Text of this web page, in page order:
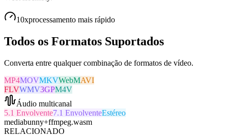
10xprocessamento mais rápido
Todos os Formatos Suportados
Converta entre qualquer combinação de formatos de vídeo.
MP4MOVMKVWebMAVI
FLVWMV3GPM4V
Áudio multicanal
5.1 Envolvente7.1 EnvolventeEstéreo
mediabunny+ffmpeg.wasm
RELACIONADO